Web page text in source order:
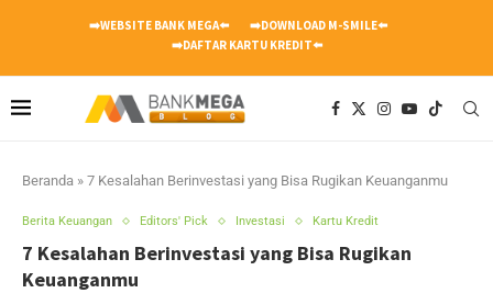
➡️WEBSITE BANK MEGA⬅️
➡️DOWNLOAD M-SMILE⬅️
➡️DAFTAR KARTU KREDIT⬅️
Beranda » 7 Kesalahan Berinvestasi yang Bisa Rugikan Keuanganmu
Berita Keuangan Editors' Pick Investasi Kartu Kredit
7 Kesalahan Berinvestasi yang Bisa Rugikan
Keuanganmu